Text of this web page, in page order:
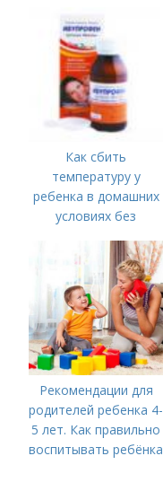
день учителя
Как сбить
температуру у
ребенка в домашних
условиях без
причины высокой
температуры у
ребенка?
Рекомендации для
родителей ребенка 4-
5 лет. Как правильно
воспитывать ребёнка